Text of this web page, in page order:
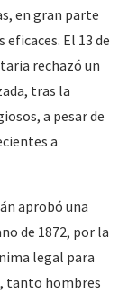
en gran parte
El 13 de
rechazó un
tras la
a pesar de
a
aprobó una
de 1872, por la
legal para
tanto hombres